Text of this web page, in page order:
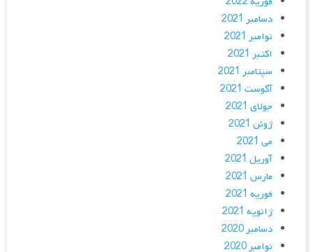
دسامبر 2021
نوامبر 2021
اکتبر 2021
سپتامبر 2021
آگوست 2021
جولای 2021
ژوئن 2021
می 2021
آوریل 2021
مارس 2021
فوریه 2021
ژانویه 2021
دسامبر 2020
نوامبر 2020